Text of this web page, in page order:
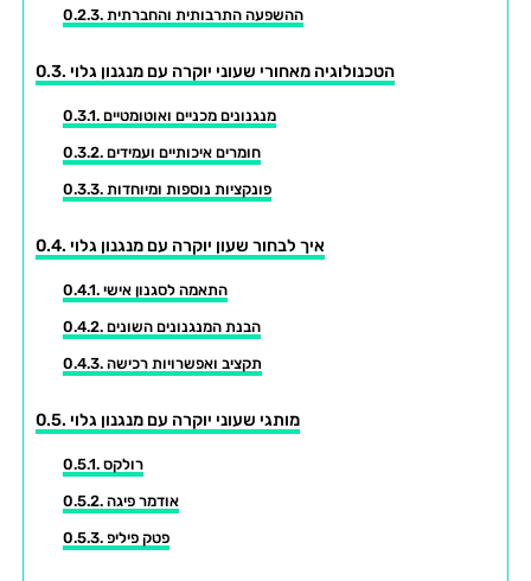
ההשפעה התרבותית והחברתית
הטכנולוגיה מאחורי שעוני יוקרה עם מנגנון גלוי
מנגנונים מכניים ואוטומטיים
חומרים איכותיים ועמידים
פונקציות נוספות ומיוחדות
איך לבחור שעון יוקרה עם מנגנון גלוי
התאמה לסגנון אישי
הבנת המנגנונים השונים
תקציב ואפשרויות רכישה
מותגי שעוני יוקרה עם מנגנון גלוי
רולקס
אודמר פיגה
פטק פיליפ